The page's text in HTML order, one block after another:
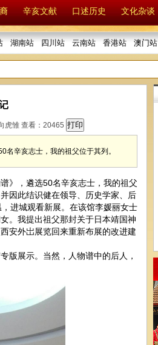
辛亥文献 口述历史 文化杂谈
湖南站 四川站 云南站 香港站 澳门站
雏 查看： 20465
辛亥志士，我的祖父位于其列。
，遴选50名辛亥志士，我的祖父
因此结识健在领导、历史学家、后
进城观看新展。在该馆李媛丽女士
。我提出祖父那封关于日本靖国神
安外岀展览回来重新布展的改进建
展示。当然，人物谱中的后人，